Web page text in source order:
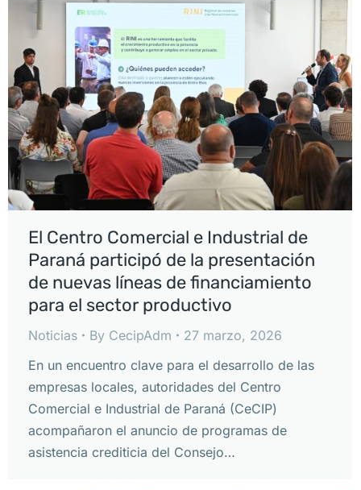
El Centro Comercial e Industrial de
Paraná participó de la presentación
de nuevas líneas de financiamiento
para el sector productivo
Noticias By CecipAdm
27 marzo, 2026
En un encuentro clave para el desarrollo de las
empresas locales, autoridades del Centro
Comercial e Industrial de Paraná (CeCIP)
acompañaron el anuncio de programas de
asistencia crediticia del Consejo…